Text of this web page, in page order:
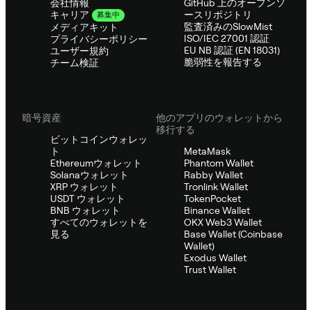
会社情報
キャリア
募集中
メディアキット
プライバシーポリシー
ユーザー規約
チーム検証
GitHub 上のオープンソ
ースリポジトリ
監査済みのSlowMist
ISO/IEC 27001 認証
EU NB 認証 (EN 18031)
脆弱性を報告する
暗号資産
ビットコインウォレッ
ト
Ethereumウォレット
Solanaウォレット
XRP ウォレット
USDT ウォレット
BNB ウォレット
すべてのウォレットを
見る
他のアプリのウォレットから
移行する
MetaMask
Phantom Wallet
Rabby Wallet
Tronlink Wallet
TokenPocket
Binance Wallet
OKX Web3 Wallet
Base Wallet (Coinbase
Wallet)
Exodus Wallet
Trust Wallet